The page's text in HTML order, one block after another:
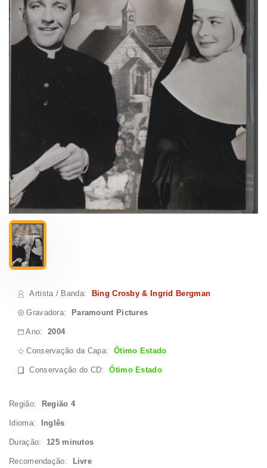
Artista / Banda: Bing Crosby & Ingrid Bergman
Gravadora: Paramount Pictures
Ano:2004
Conservação da Capa: Ótimo Estado
Conservação do CD:Ótimo Estado
Região: Região 4
Idioma: Inglês
Duração: 125 minutos
Recomendação: Livre